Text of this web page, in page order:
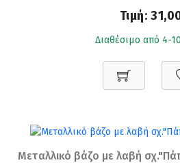
Τιμή:
Διαθέσιμο από 4-
Μεταλλικό βάζο με λαβή